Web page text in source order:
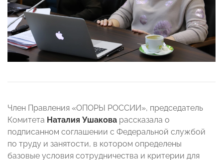
Член Правления «ОПОРЫ РОССИИ», председатель
Комитета Наталия Ушакова рассказала о
подписанном соглашении с Федеральной службой
по труду и занятости, в котором определены
базовые условия сотрудничества и критерии для